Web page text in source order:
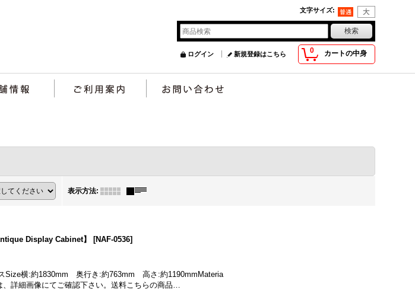
文字サイズ:
0 カートの中身
ログイン 新規登録はこちら
表示方法:
Display Cabinet】 [NAF-0536]
Size横:約1830mm 奥行き:約763mm 高さ:約1190mmMateria
、詳細画像にてご確認下さい。送料こちらの商品…